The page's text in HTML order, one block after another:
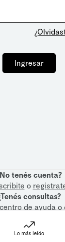
Ingresar
tenés cuenta?
o
consultas?
de ayudao
Lo más leído